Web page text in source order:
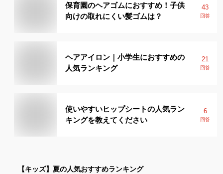
保育園のヘアゴムにおすすめ！子供
向けの取れにくい髪ゴムは？
43
回答
ヘアアイロン｜小学生におすすめの
人気ランキング
21
回答
使いやすいヒップシートの人気ラン
キングを教えてください
6
回答
【キッズ】 夏の人気おすすめランキング